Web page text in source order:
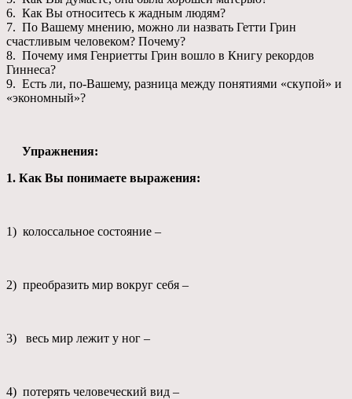
6. Как Вы относитесь к жадным людям?
7. По Вашему мнению, можно ли назвать Гетти Грин
счастливым человеком? Почему?
8. Почему имя Генриетты Грин вошло в Книгу рекордов
Гиннеса?
9. Есть ли, по-Вашему, разница между понятиями «скупой» и
«экономный»?
Упражнения:
1. Как Вы понимаете выражения:
1) колоссальное состояние –
2) преобразить мир вокруг себя –
3) весь мир лежит у ног –
4) потерять человеческий вид –